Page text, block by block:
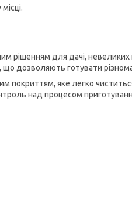
рішенням для дачі,
дозволяють готувати
покриттям, яке легко
над процесом